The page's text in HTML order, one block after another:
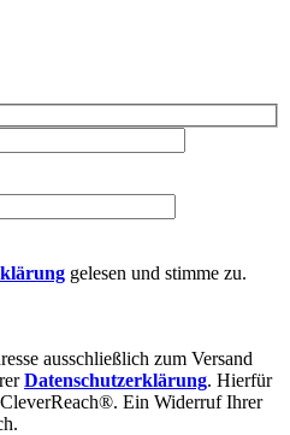
gelesen und stimme zu.
ausschließlich zum Versand
Datenschutzerklärung. Hierfür
Ein Widerruf Ihrer